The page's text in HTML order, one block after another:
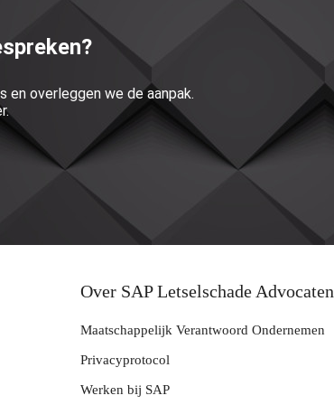
en overleggen we de aanpak.
Over SAP Letselschade Advocaten
Maatschappelijk Verantwoord Ondernemen
Privacyprotocol
Werken bij SAP